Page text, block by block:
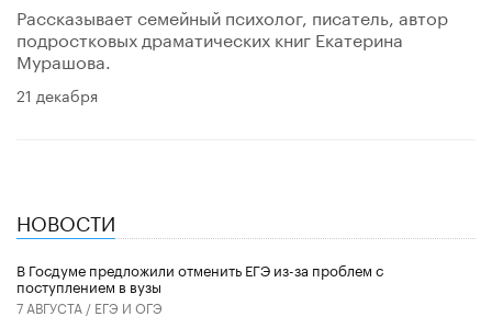
Рассказывает семейный психолог, писатель, автор
подростковых драматических книг Екатерина
Мурашова.
21 декабря
НОВОСТИ
В Госдуме предложили отменить ЕГЭ из-за проблем с
поступлением в вузы
7 АВГУСТА / ЕГЭ И ОГЭ